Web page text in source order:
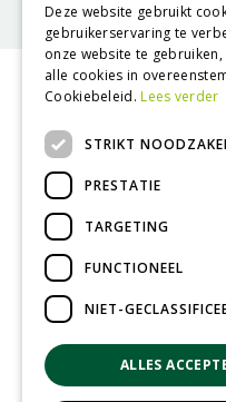
Deze website gebruikt
gebruikerservaring te
onze website te
alle cookies in
Cookiebeleid.Lees verder
STRIKT
PRESTATIE
TARGETING
FUNCTIONEEL
NIET-
ALLES